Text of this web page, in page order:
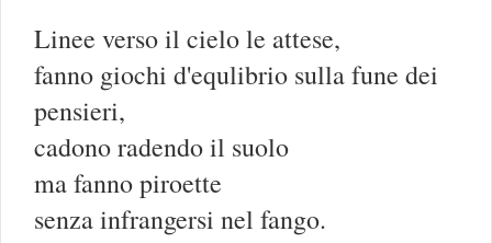
Linee verso il cielo le attese,
fanno giochi d'equlibrio sulla fune dei
pensieri,
cadono radendo il suolo
ma fanno piroette
senza infrangersi nel fango.